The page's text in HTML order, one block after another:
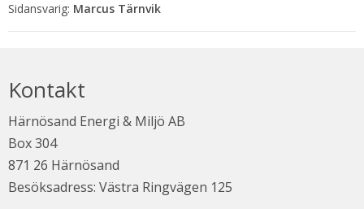
Marcus Tärnvik
Kontakt
Härnösand Energi & Miljö AB
Box 304
871 26 Härnösand
Besöksadress: Västra Ringvägen 125